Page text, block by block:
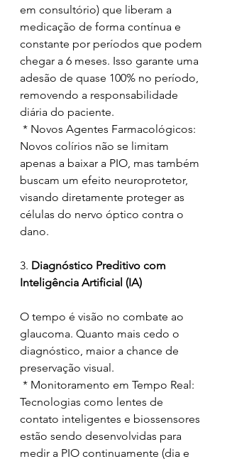
em consultório) que liberam a
medicação de forma contínua e
constante por períodos que podem
chegar a 6 meses. Isso garante uma
adesão de quase 100% no período,
removendo a responsabilidade
diária do paciente.
Novos colírios não se limitam
apenas a baixar a PIO, mas também
buscam um efeito neuroprotetor,
visando diretamente proteger as
células do nervo óptico contra o
dano.
3. Diagnóstico Preditivo com
Inteligência Artificial (IA)
O tempo é visão no combate ao
glaucoma. Quanto mais cedo o
diagnóstico, maior a chance de
preservação visual.
Tecnologias como lentes de
contato inteligentes e biossensores
estão sendo desenvolvidas para
medir a PIO continuamente (dia e